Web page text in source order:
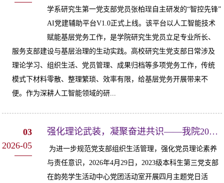
学系研究生第一党支部党员张柏珵自主研发的“智控先锋”
AI党建辅助平台V1.0正式上线。该平台以人工智能技术
赋能基层党务工作，是学院研究生党员立足专业所长、
服务支部建设与基层治理的生动实践。高校研究生党支部日常涉及
理论学习、组织生活、党员管理、成果归档等多项党务工作，传统
模式下材料零散、整理繁琐、效率有限，给基层党务开展带来不
便。作为深耕人工智能领域的研...
03
2026-05
强化理论武装，凝聚奋进共识——我院2023级本科生第三党支部顺利开展四月主题...
为进一步规范党支部组织生活管理，强化党员理论素养
与责任意识，2026年4月29日，2023级本科生第三党支部
在韵苑学生活动中心党团活动室开展四月主题党日活